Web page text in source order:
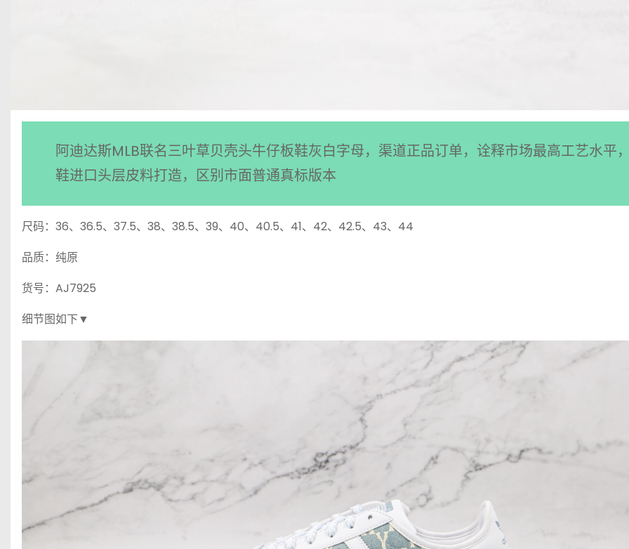
阿迪达斯MLB联名三叶草贝壳头牛仔板鞋灰白字母，渠道正品订单，诠释市场最高工艺水平
鞋进口头层皮料打造，区别市面普通真标版本
尺码：36、36.5、37.5、38、38.5、39、40、40.5、41、42、42.5、43、44
品质：纯原
货号：AJ7925
细节图如下▼